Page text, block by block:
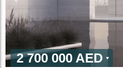
2 700 000 AED